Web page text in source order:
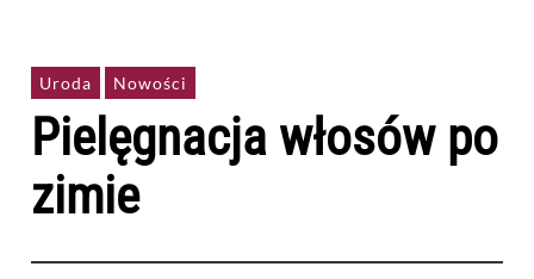
Uroda Nowości
Pielęgnacja włosów po
zimie